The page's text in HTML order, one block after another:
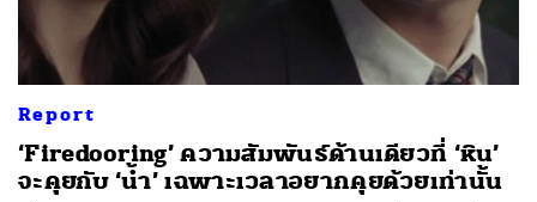
Report
‘Firedooring’ ความสัมพันธ์ด้านเดียวที่ ‘หิน’
จะคุยกับ ‘น้ำ’ เฉพาะเวลาอยากคุยด้วยเท่านั้น